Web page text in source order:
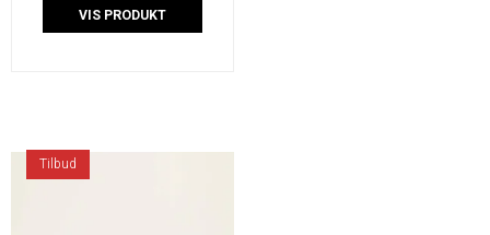
VIS PRODUKT
Tilbud